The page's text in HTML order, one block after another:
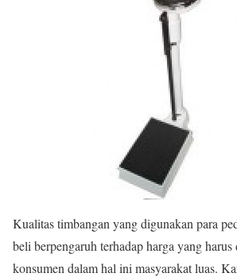
Kualitas timbangan yang digunakan para
beli berpengaruh terhadap harga yang
konsumen dalam hal ini masyarakat luas.